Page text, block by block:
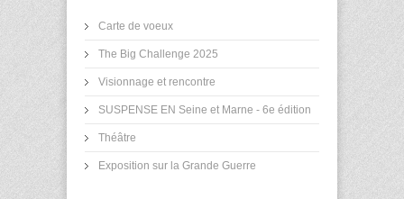
Carte de voeux
The Big Challenge 2025
Visionnage et rencontre
SUSPENSE EN Seine et Marne - 6e édition
Théâtre
Exposition sur la Grande Guerre